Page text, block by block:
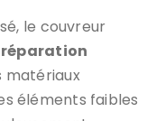
le couvreur
réparation
matériaux
éléments faibles